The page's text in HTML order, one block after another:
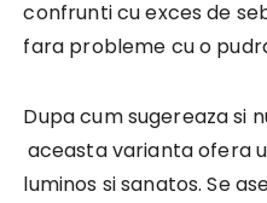
confrunti cu exces de
fara probleme cu o
Dupa cum sugereaza si
aceasta varianta ofera
luminos si sanatos. Se